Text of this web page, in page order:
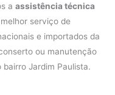
aassistência técnica
serviço de
e importados da
ou manutenção
Jardim Paulista.